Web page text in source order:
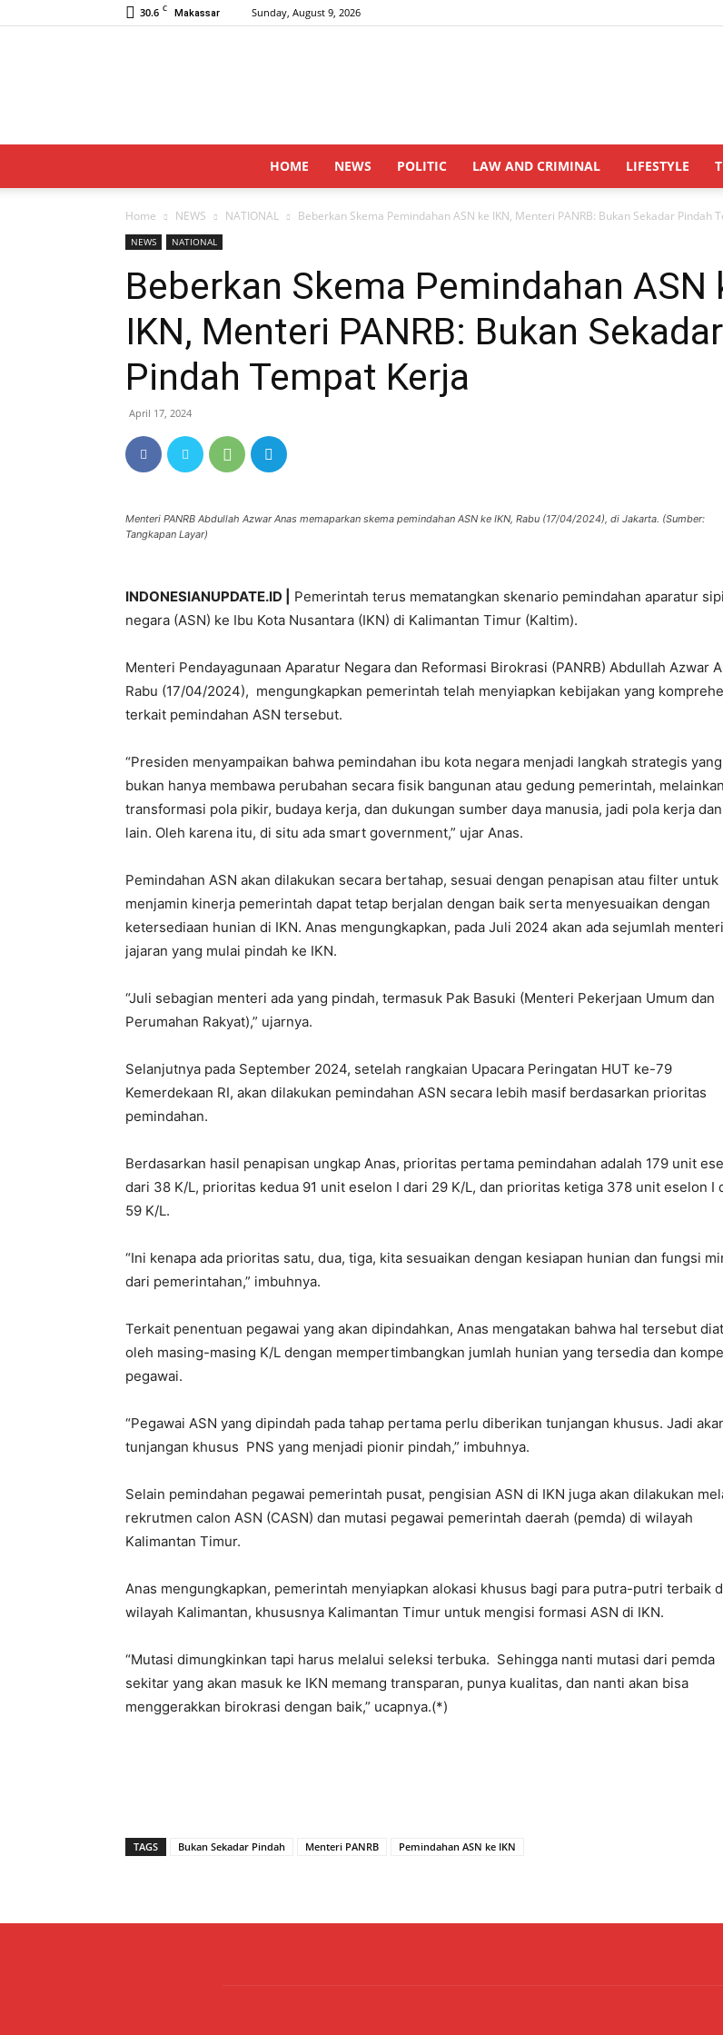
30.6 C Makassar Sunday, August 9, 2026
HOME NEWS POLITIC LAW AND CRIMINAL LIFESTYLE
Home NEWS NATIONAL Beberkan Skema Pemindahan ASN ke IKN, Menteri PANRB: Bukan Sekadar Pindah
NEWS NATIONAL
Beberkan Skema Pemindahan ASN
IKN, Menteri PANRB: Bukan Sekadar
Pindah Tempat Kerja
April 17, 2024
Menteri PANRB Abdullah Azwar Anas memaparkan skema pemindahan ASN ke IKN, Rabu (17/04/2024), di Jakarta. (Sumber:
Tangkapan Layar)
INDONESIANUPDATE.ID |
Pemerintah terus mematangkan skenario pemindahan aparatur
negara (ASN) ke Ibu Kota Nusantara (IKN) di Kalimantan Timur (Kaltim).
Menteri Pendayagunaan Aparatur Negara dan Reformasi Birokrasi (PANRB) Abdullah Azwar
Rabu (17/04/2024), mengungkapkan pemerintah telah menyiapkan kebijakan yang
terkait pemindahan ASN tersebut.
“Presiden menyampaikan bahwa pemindahan ibu kota negara menjadi langkah strategis yang
bukan hanya membawa perubahan secara fisik bangunan atau gedung pemerintah,
transformasi pola pikir, budaya kerja, dan dukungan sumber daya manusia, jadi pola kerja
lain. Oleh karena itu, di situ ada smart government,” ujar Anas.
Pemindahan ASN akan dilakukan secara bertahap, sesuai dengan penapisan atau filter untuk
menjamin kinerja pemerintah dapat tetap berjalan dengan baik serta menyesuaikan dengan
ketersediaan hunian di IKN. Anas mengungkapkan, pada Juli 2024 akan ada sejumlah
jajaran yang mulai pindah ke IKN.
“Juli sebagian menteri ada yang pindah, termasuk Pak Basuki (Menteri Pekerjaan Umum dan
Perumahan Rakyat),” ujarnya.
Selanjutnya pada September 2024, setelah rangkaian Upacara Peringatan HUT ke-79
Kemerdekaan RI, akan dilakukan pemindahan ASN secara lebih masif berdasarkan prioritas
pemindahan.
Berdasarkan hasil penapisan ungkap Anas, prioritas pertama pemindahan adalah 179 unit
dari 38 K/L, prioritas kedua 91 unit eselon I dari 29 K/L, dan prioritas ketiga 378 unit eselon I
59 K/L.
“Ini kenapa ada prioritas satu, dua, tiga, kita sesuaikan dengan kesiapan hunian dan fungsi
dari pemerintahan,” imbuhnya.
Terkait penentuan pegawai yang akan dipindahkan, Anas mengatakan bahwa hal tersebut
oleh masing-masing K/L dengan mempertimbangkan jumlah hunian yang tersedia dan
pegawai.
“Pegawai ASN yang dipindah pada tahap pertama perlu diberikan tunjangan khusus. Jadi
tunjangan khusus PNS yang menjadi pionir pindah,” imbuhnya.
Selain pemindahan pegawai pemerintah pusat, pengisian ASN di IKN juga akan dilakukan
rekrutmen calon ASN (CASN) dan mutasi pegawai pemerintah daerah (pemda) di wilayah
Kalimantan Timur.
Anas mengungkapkan, pemerintah menyiapkan alokasi khusus bagi para putra-putri terbaik
wilayah Kalimantan, khususnya Kalimantan Timur untuk mengisi formasi ASN di IKN.
“Mutasi dimungkinkan tapi harus melalui seleksi terbuka. Sehingga nanti mutasi dari pemda
sekitar yang akan masuk ke IKN memang transparan, punya kualitas, dan nanti akan bisa
menggerakkan birokrasi dengan baik,” ucapnya.(*)
TAGS Bukan Sekadar Pindah Menteri PANRB Pemindahan ASN ke IKN